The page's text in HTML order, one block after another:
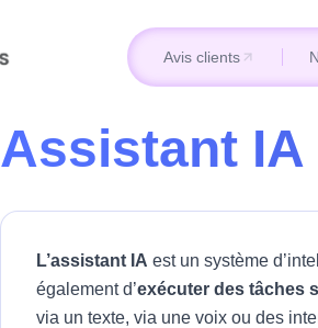
Avis clients
Assistant IA
L’assistant IA est un système
également d’exécuter des tâches
via un texte, via une voix ou des